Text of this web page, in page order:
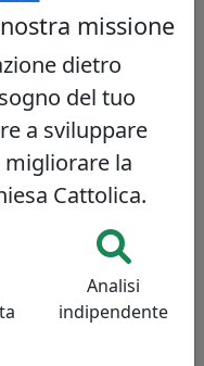
di Goa, noto
e il
in un contesto
28/100
missione
dietro
del tuo
a sviluppare
la
Cattolica.
Analisi
indipendente